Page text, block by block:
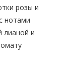
розы и
нотами
лианой и